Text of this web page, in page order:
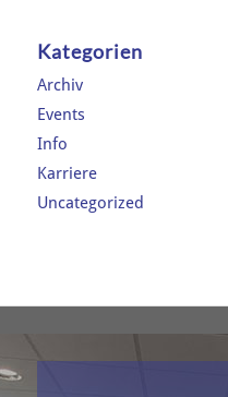
Kategorien
Archiv
Events
Info
Karriere
Uncategorized